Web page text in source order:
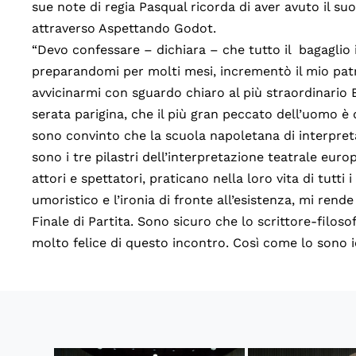
sue note di regia Pasqual ricorda di aver avuto il
attraverso Aspettando Godot.
“Devo confessare – dichiara – che tutto il
preparandomi per molti mesi, incrementò il mio
avvicinarmi con sguardo chiaro al più straordinario
serata parigina, che il più gran peccato dell’uomo
sono convinto che la scuola napoletana di
sono i tre pilastri dell’interpretazione teatrale
attori e spettatori, praticano nella loro vita di tutti i
umoristico e l’ironia di fronte all’esistenza, mi
Finale di Partita. Sono sicuro che lo scrittore-
molto felice di questo incontro. Così come lo sono